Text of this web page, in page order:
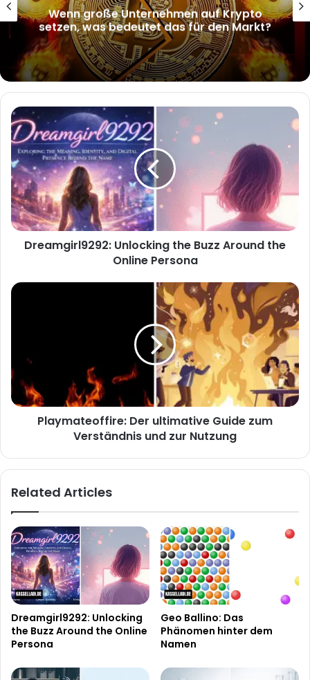
Wenn große Unternehmen auf Krypto
setzen, was bedeutet das für den Markt?
Dreamgirl9292:
Unlocking
the
Buzz
Around
the
Online
Persona
Dreamgirl9292: Unlocking the Buzz Around the
Online Persona
Playmateoffire:
Verständnis
und
Nutzung
Playmateoffire: Der ultimative Guide zum
Verständnis und zur Nutzung
Related Articles
Dreamgirl9292: Unlocking
the Buzz Around the Online
Persona
Geo Ballino: Das
Phänomen hinter dem
Namen